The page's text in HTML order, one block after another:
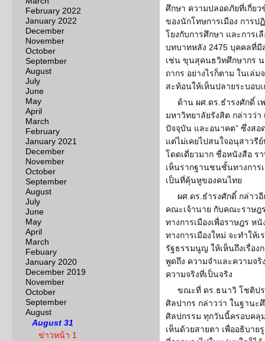
February 2022
January 2022
December
November
October
September
August
July
June
May
April
March
February
January 2021
December
November
October
September
August
July
June
May
April
March
Febuary
January 2020
December 2019
November
October
September
August
August 31
ข่าวหน้า 1
ศึกษา ความปลอดภัยที่เกี่ยว
ของนักโทษการเมือง การ
โยงกับการศึกษา และการเ
บทบาทหลัง 2475 บุคคลที่มี
เช่น ขุนสุคนธวิทศึกษากร
ถากร อย่างไรก็ตาม ในเล่
สะท้อนให้เห็นปลายระบอบ
ด้าน ผศ.ดร.ธำรงศักดิ์
มหาวิทยาลัยรังสิต กล่าวว่า
ปัจจุบัน และอนาคต” ซึ่งสอ
แต่ไม่เคยไปสนใจอนุสาวรี
โดดเดี่ยวมาก ชื่อหนังสือ ร
เห็นรากฐานชนชั้นทางการ
เป็นที่คุ้นหูของคนไทย
ผศ.ดร.ธำรงศักดิ์ กล่าว
คณะเจ้านาย กับคณะราษฎ
ทางการเมืองเพื่อราษฎร ห
ทางการเมืองใหม่ จะทำให้
รัฐธรรมนูญ ให้เห็นถึงเรื่อง
พูดถึง ความจำและความจริ
ความจริงที่เป็นจริง
ขณะที่ ดร.ธนาวิ โชติป
ศิลปากร กล่าวว่า ในฐานะ
ศิลปกรรม ทุกวันนี้ครอบคลุ
เห็นด้วยสายตา เพื่ออธิบา